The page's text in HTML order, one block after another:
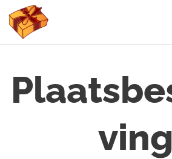
ving